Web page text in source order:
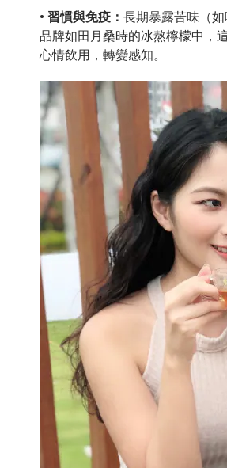
• 習慣與免疫： 長期暴露苦味（
品牌如田月桑時的冰熬檸檬中，
心情飲用，轉變感知。